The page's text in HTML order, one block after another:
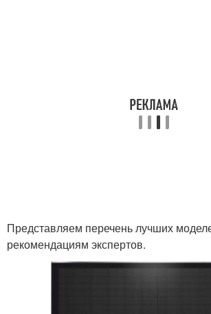
Представляем перечень лучших
рекомендациям экспертов.